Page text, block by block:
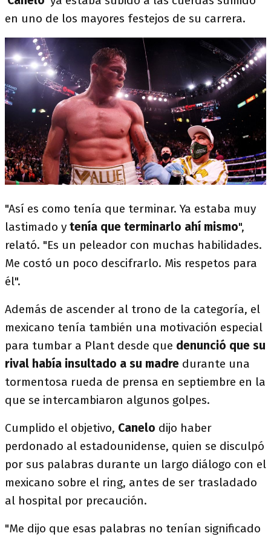
en uno de los mayores festejos de su carrera.
"Así es como tenía que terminar. Ya estaba muy
lastimado y tenía que terminarlo ahí mismo",
relató. "Es un peleador con muchas habilidades.
Me costó un poco descifrarlo. Mis respetos para
él".
Además de ascender al trono de la categoría, el
mexicano tenía también una motivación especial
para tumbar a Plant desde que denunció que su
rival había insultado a su madre durante una
tormentosa rueda de prensa en septiembre en la
que se intercambiaron algunos golpes.
Cumplido el objetivo, Canelo dijo haber
perdonado al estadounidense, quien se disculpó
por sus palabras durante un largo diálogo con el
mexicano sobre el ring, antes de ser trasladado
al hospital por precaución.
"Me dijo que esas palabras no tenían significado